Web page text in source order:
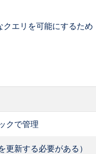
エリを可能にするため
クで管理
更新する必要がある）